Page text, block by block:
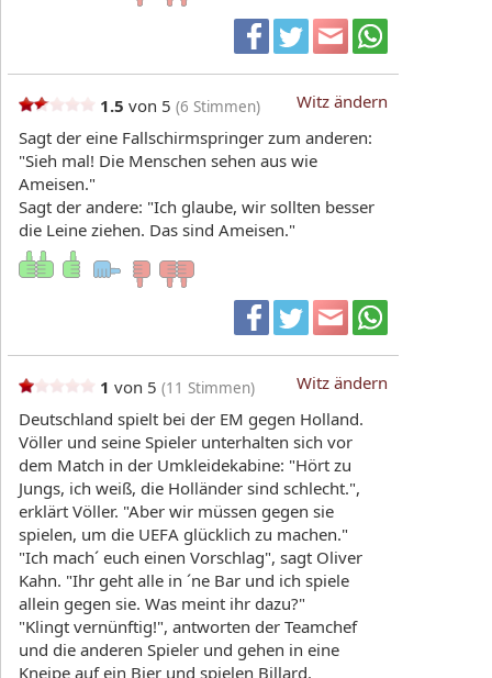
Witz ändern
1.5 von 5 (6 Stimmen)
Sagt der eine Fallschirmspringer zum anderen:
"Sieh mal! Die Menschen sehen aus wie
Ameisen."
Sagt der andere: "Ich glaube, wir sollten besser
die Leine ziehen. Das sind Ameisen."
Witz ändern
1 von 5 (11 Stimmen)
Deutschland spielt bei der EM gegen Holland.
Völler und seine Spieler unterhalten sich vor
dem Match in der Umkleidekabine: "Hört zu
Jungs, ich weiß, die Holländer sind schlecht.",
erklärt Völler. "Aber wir müssen gegen sie
spielen, um die UEFA glücklich zu machen."
"Ich mach´ euch einen Vorschlag", sagt Oliver
Kahn. "Ihr geht alle in ´ne Bar und ich spiele
allein gegen sie. Was meint ihr dazu?"
"Klingt vernünftig!", antworten der Teamchef
und die anderen Spieler und gehen in eine
Kneipe auf ein Bier und spielen Billard.